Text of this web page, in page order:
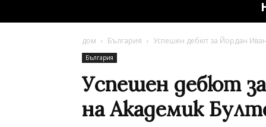
дом България Успешен дебют за Йордан
България
Успешен дебют
на Академик